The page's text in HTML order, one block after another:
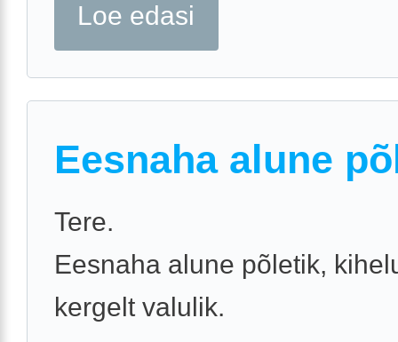
Loe edasi
Eesnaha alune
Tere.
Eesnaha alune põletik,
kergelt valulik.